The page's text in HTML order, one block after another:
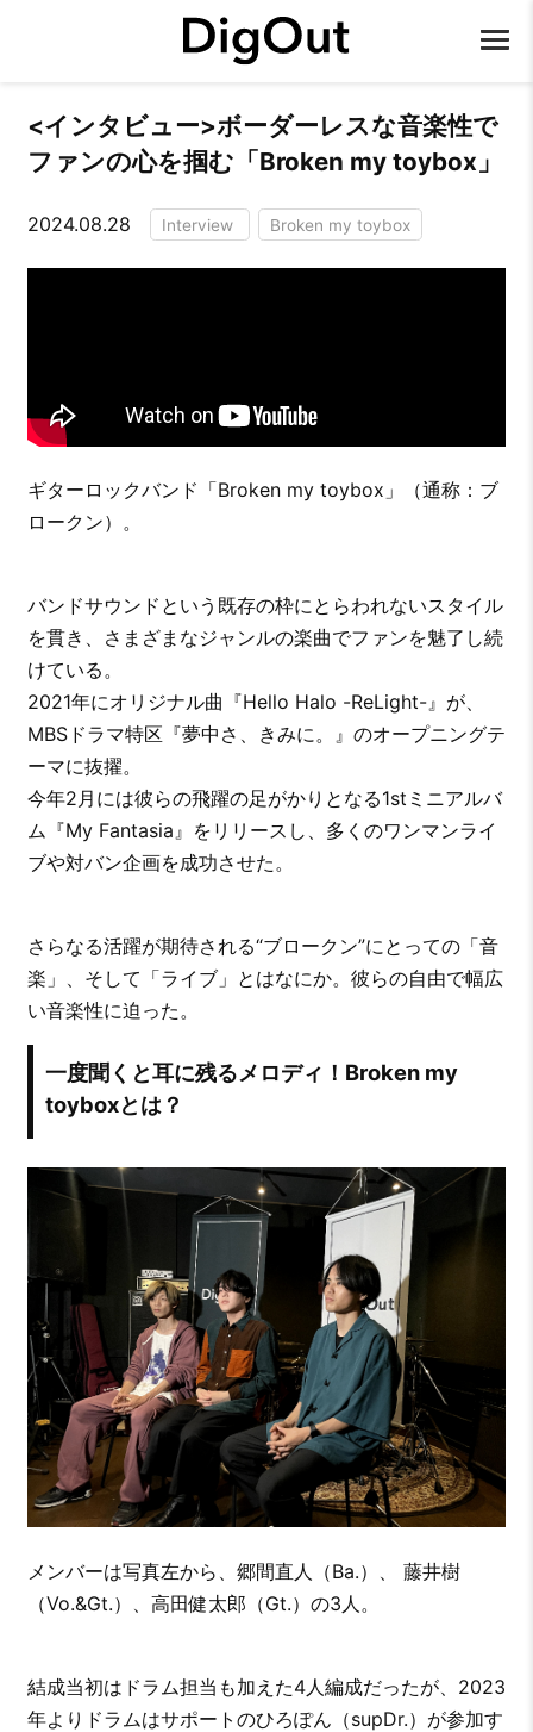
<インタビュー>ボーダーレスな音楽性で
ファンの心を掴む「Broken my toybox」
2024.08.28 Interview Broken my toybox
ギターロックバンド「Broken my toybox」（通称：ブ
ロークン）。
バンドサウンドという既存の枠にとらわれないスタイル
を貫き、さまざまなジャンルの楽曲でファンを魅了し続
けている。
2021年にオリジナル曲『Hello Halo -ReLight-』が、
MBSドラマ特区『夢中さ、きみに。』のオープニングテ
ーマに抜擢。
今年2月には彼らの飛躍の足がかりとなる1stミニアルバ
ム『My Fantasia』をリリースし、多くのワンマンライ
ブや対バン企画を成功させた。
さらなる活躍が期待される“ブロークン”にとっての「音
楽」、そして「ライブ」とはなにか。彼らの自由で幅広
い音楽性に迫った。
一度聞くと耳に残るメロディ！Broken my
toyboxとは？
メンバーは写真左から、郷間直人（Ba.）、 藤井樹
（Vo.&Gt.）、高田健太郎（Gt.）の3人。
結成当初はドラム担当も加えた4人編成だったが、2023
年よりドラムはサポートのひろぽん（supDr.）が参加す